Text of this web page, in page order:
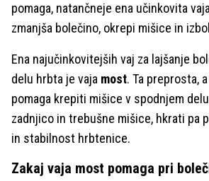
pomaga, natančneje ena učinkovita
zmanjša bolečino, okrepi mišice in
Ena najučinkovitejših vaj za lajšanje
delu hrbta je vaja most. Ta preprosta,
pomaga krepiti mišice v spodnjem
zadnjico in trebušne mišice, hkrati pa
in stabilnost hrbtenice.
Zakaj vaja most pomaga pri